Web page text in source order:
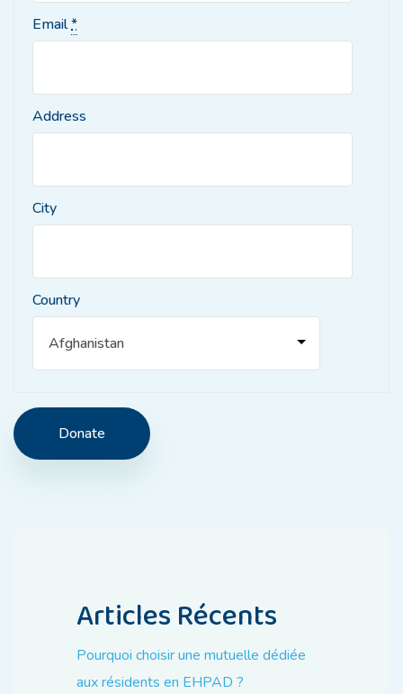
Email*
Address
City
Country
Donate
Articles Récents
Pourquoi choisir une mutuelle dédiée
aux résidents en EHPAD ?